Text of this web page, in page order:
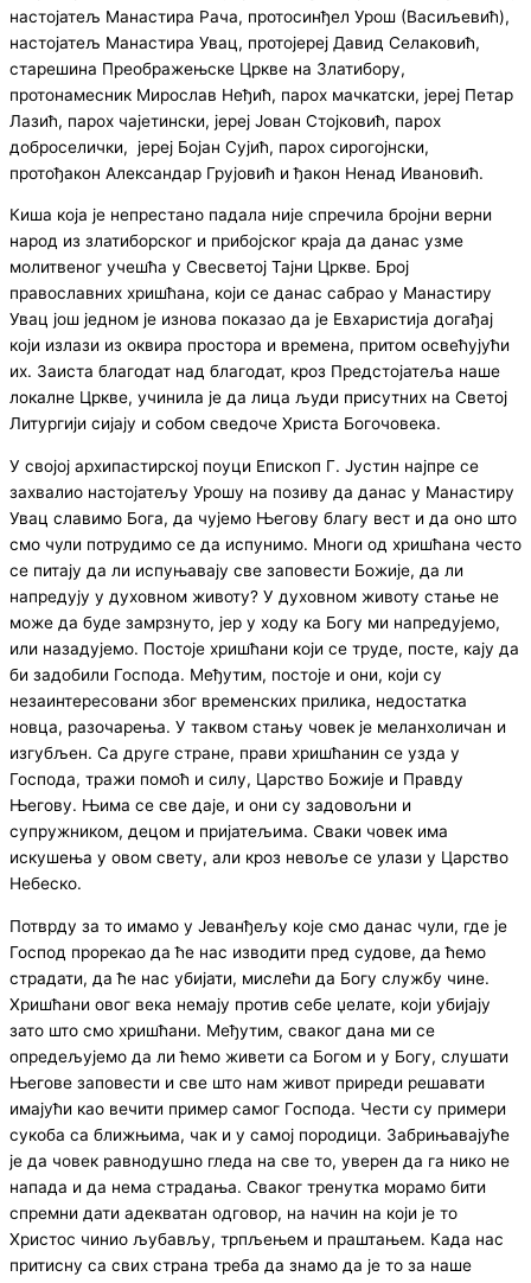
настојатељ Манастира Рача, протосинђел Урош (Васиљевић),
настојатељ Манастира Увац, протојереј Давид Селаковић,
старешина Преображењске Цркве на Златибору,
протонамесник Мирослав Неђић, парох мачкатски, јереј Петар
Лазић, парох чајетински, јереј Јован Стојковић, парох
доброселички, јереј Бојан Сујић, парох сирогојнски,
протођакон Александар Грујовић и ђакон Ненад Ивановић.
Киша која је непрестано падала није спречила бројни верни
народ из златиборског и прибојског краја да данас узме
молитвеног учешћа у Свесветој Тајни Цркве. Број
православних хришћана, који се данас сабрао у Манастиру
Увац још једном је изнова показао да је Евхаристија догађај
који излази из оквира простора и времена, притом освећујући
их. Заиста благодат над благодат, кроз Предстојатеља наше
локалне Цркве, учинила је да лица људи присутних на Светој
Литургији сијају и собом сведоче Христа Богочовека.
У својој архипастирској поуци Епископ Г. Јустин најпре се
захвалио настојатељу Урошу на позиву да данас у Манастиру
Увац славимо Бога, да чујемо Његову благу вест и да оно што
смо чули потрудимо се да испунимо. Многи од хришћана често
се питају да ли испуњавају све заповести Божије, да ли
напредују у духовном животу? У духовном животу стање не
може да буде замрзнуто, јер у ходу ка Богу ми напредујемо,
или назадујемо. Постоје хришћани који се труде, посте, кају да
би задобили Господа. Међутим, постоје и они, који су
незаинтересовани због временских прилика, недостатка
новца, разочарења. У таквом стању човек је меланхоличан и
изгубљен. Са друге стране, прави хришћанин се узда у
Господа, тражи помоћ и силу, Царство Божије и Правду
Његову. Њима се све даје, и они су задовољни и
супружником, децом и пријатељима. Сваки човек има
искушења у овом свету, али кроз невоље се улази у Царство
Небеско.
Потврду за то имамо у Јеванђељу које смо данас чули, где је
Господ прорекао да ће нас изводити пред судове, да ћемо
страдати, да ће нас убијати, мислећи да Богу службу чине.
Хришћани овог века немају против себе џелате, који убијају
зато што смо хришћани. Међутим, сваког дана ми се
опредељујемо да ли ћемо живети са Богом и у Богу, слушати
Његове заповести и све што нам живот приреди решавати
имајући као вечити пример самог Господа. Чести су примери
сукоба са ближњима, чак и у самој породици. Забрињавајуће
је да човек равнодушно гледа на све то, уверен да га нико не
напада и да нема страдања. Сваког тренутка морамо бити
спремни дати адекватан одговор, на начин на који је то
Христос чинио љубављу, трпљењем и праштањем. Када нас
притисну са свих страна треба да знамо да је то за наше